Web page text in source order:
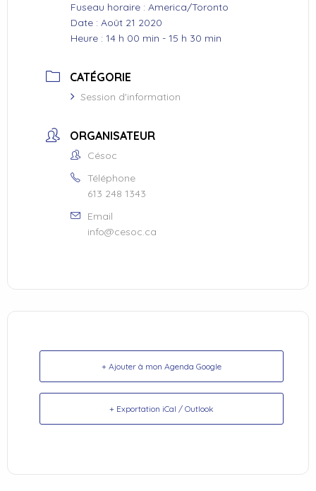
Fuseau horaire : America/Toronto
Date : Août 21 2020
Heure : 14 h 00 min - 15 h 30 min
CATÉGORIE
Session d'information
ORGANISATEUR
Césoc
Téléphone
613 248 1343
Email
info@cesoc.ca
+ Ajouter à mon Agenda Google
+ Exportation iCal / Outlook